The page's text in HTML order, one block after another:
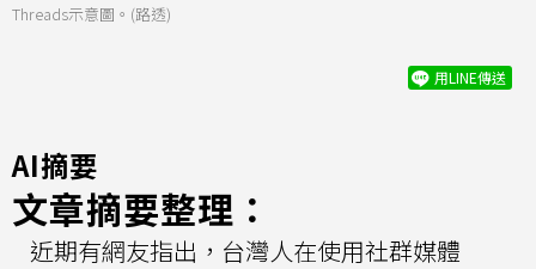
Threads示意圖。(路透)
用LINE傳送
AI摘要
文章摘要整理：
近期有網友指出，台灣人在使用社群媒體